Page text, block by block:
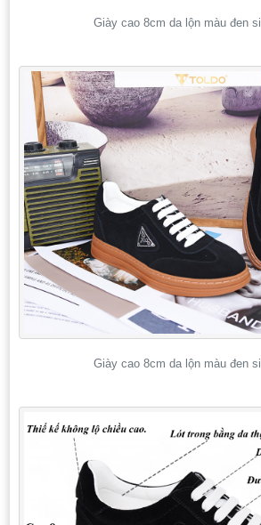
Giày cao 8cm da lộn màu đen
Giày cao 8cm da lộn màu đen